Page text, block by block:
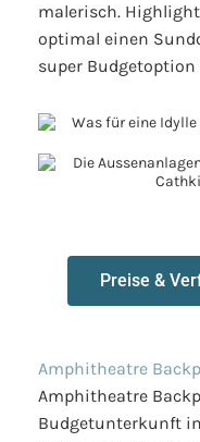
malerisch.
optimal einen
super
Preise &
Amphitheatre
Amphitheatre
Budgetunterkunft in